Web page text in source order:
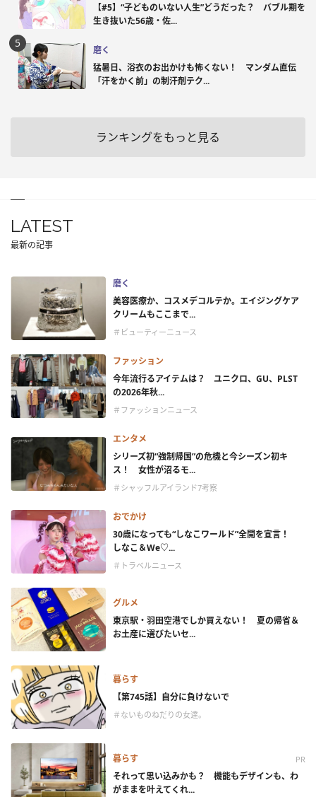
【#5】“子どものいない人生”どうだった？ バブル期を
生き抜いた56歳・佐...
磨く
猛暑日、浴衣のお出かけも怖くない！ マンダム直伝
「汗をかく前」の制汗剤テク...
ランキングをもっと見る
LATEST
最新の記事
磨く
美容医療か、コスメデコルテか。エイジングケア
クリームもここまで...
＃ビューティーニュース
ファッション
今年流行るアイテムは？ ユニクロ、GU、PLST
の2026年秋...
＃ファッションニュース
エンタメ
シリーズ初“強制帰国”の危機と今シーズン初キ
ス！ 女性が沼るモ...
＃シャッフルアイランド7考察
おでかけ
30歳になっても“しなこワールド”全開を宣言！
しなこ＆We♡...
＃トラベルニュース
グルメ
東京駅・羽田空港でしか買えない！ 夏の帰省＆
お土産に選びたいセ...
暮らす
【第745話】自分に負けないで
＃ないものねだりの女達。
暮らす PR
それって思い込みかも？ 機能もデザインも、わ
がままを叶えてくれ...